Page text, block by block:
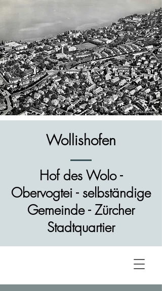
Wollishofen
Hof des Wolo -
Obervogtei - selbständige
Gemeinde - Zürcher
Stadtquartier